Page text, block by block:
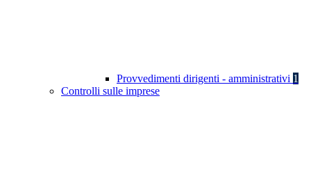
Provvedimenti dirigenti - amministrativi 1
Controlli sulle imprese